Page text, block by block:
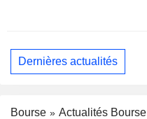
Dernières actualités
Bourse
Actualités Bourse